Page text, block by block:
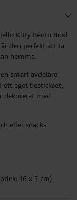
Kitty Bento Box!
den perfekt att ta
hemma.
smart avdelare
ett eget bestickset,
dekorerat med
eller snacks
16 x 5 cm)